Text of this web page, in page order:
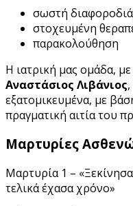
σωστή
στοχευμένη
παρακολούθηση
Η ιατρική μας ομάδα,
Αναστάσιος Λιβάνιος
εξατομικευμένα, με
πραγματική αιτία του
Μαρτυρίες
Μαρτυρία 1 –
τελικά έχασα χρόνο»